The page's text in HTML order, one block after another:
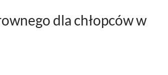
dla chłopców w